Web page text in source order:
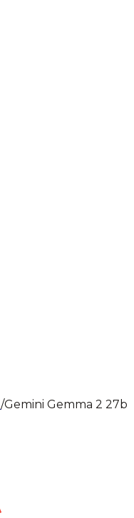
/Gemini Gemma 2 27b